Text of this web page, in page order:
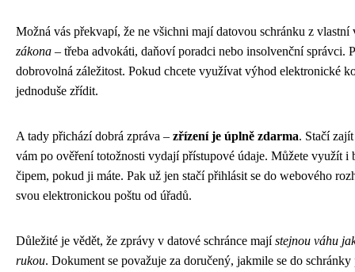
Možná vás překvapí, že ne všichni mají datovou schránku z
zákona – třeba advokáti, daňoví poradci nebo insolvenční správci.
dobrovolná záležitost. Pokud chcete využívat výhod elektronické
jednoduše zřídit.
A tady přichází dobrá zpráva – zřízení je úplně zdarma. Stačí
vám po ověření totožnosti vydají přístupové údaje. Můžete využít i
čipem, pokud ji máte. Pak už jen stačí přihlásit se do webového
svou elektronickou poštu od úřadů.
Důležité je vědět, že zprávy v datové schránce majístejnou váhu
rukou. Dokument se považuje za doručený, jakmile se do